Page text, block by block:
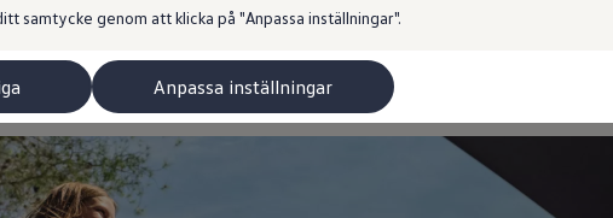
samtycke genom att klicka på "Anpassa inställningar".
Anpassa inställningar
med nya, belysta dekorelement i premiumlook. Ytterligare en
kompletterar belysningen. Bland mycket annat finns också de mjuka
som säkerställer en känsla av yppersta kvalitet.